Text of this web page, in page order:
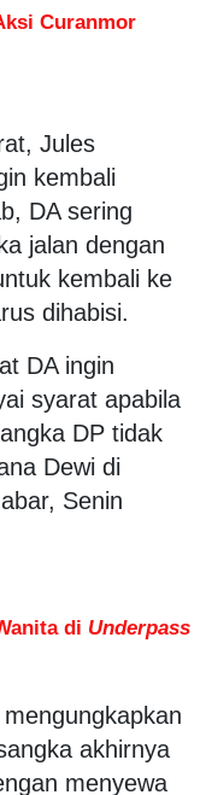
Curanmor
Jules
kembali
DA sering
jalan dengan
kembali ke
dihabisi.
DA ingin
syarat apabila
DP tidak
Dewi di
Senin
di Underpass
akhirnya
menyewa